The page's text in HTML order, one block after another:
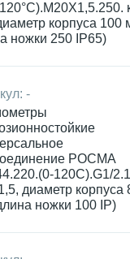
корпуса 100
ножки 250 IP65)
-
РОСМА
120С).G1/
диаметр корпуса
ножки 100 IP)